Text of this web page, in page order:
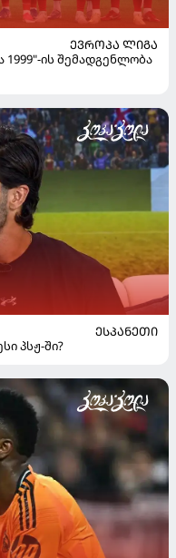
ᲔᲕᲠᲝᲞᲐ ᲚᲘᲒᲐ
1999"-ის შემადგენლობა
ᲔᲡᲞᲐᲜᲔᲗᲘ
პსჟ-ში?